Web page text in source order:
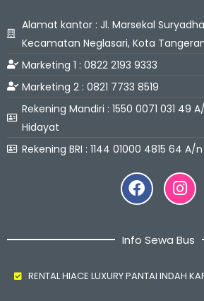
Alamat kantor : Jl. Marsekal
Kecamatan Neglasari, Kota
Marketing 1 : 0822 2193 9333
Marketing 2 : 0821 7733 8519
Rekening Mandiri : 1550 0071 031 49
Hidayat
Rekening BRI : 1144 01000 4815 64 A/n
Facebook
Info Sewa Bus
RENTAL HIACE LUXURY PANTAI INDAH